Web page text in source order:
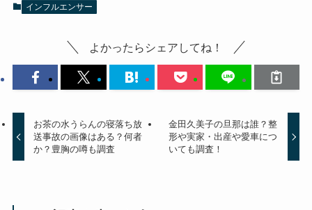
インフルエンサー
よかったらシェアしてね！
お茶の水うらんの寝落ち放
送事故の画像はある？何者
か？豊胸の噂も調査
金田久美子の旦那は誰？整
形や実家・出産や愛車につ
いても調査！